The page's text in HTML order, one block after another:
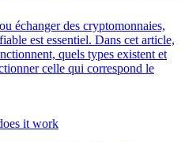
échanger des cryptomonnaies,
est essentiel. Dans cet article,
quels types existent et
celle qui correspond le